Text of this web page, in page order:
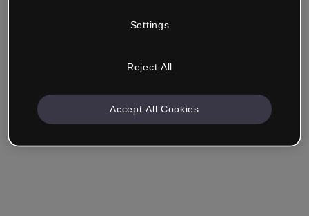
Azienda e Professionisti
un altro settore.
Settings
Reject All
Accept All Cookies